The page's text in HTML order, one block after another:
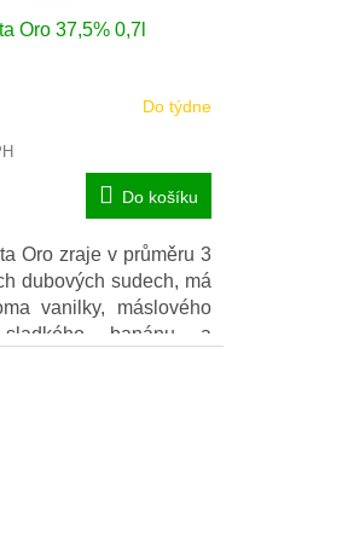
Oro 37,5% 0,7l
Do týdne
Do košíku
Oro zraje v průměru 3
dubových sudech, má
vanilky, máslového
sladkého banánu a